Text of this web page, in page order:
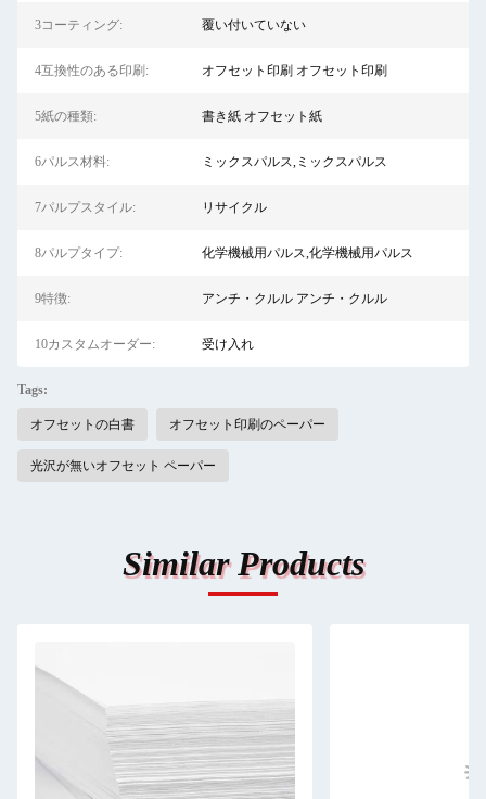
3コーティング: 覆い付いていない
4互換性のある印刷: オフセット印刷 オフセット印刷
5紙の種類: 書き紙 オフセット紙
6パルス材料: ミックスパルス,ミックスパルス
7パルプスタイル: リサイクル
8パルプタイプ: 化学機械用パルス,化学機械用パルス
9特徴: アンチ・クルル アンチ・クルル
10カスタムオーダー: 受け入れ
Tags:
オフセットの白書 オフセット印刷のペーパー
光沢が無いオフセット ペーパー
Similar Products